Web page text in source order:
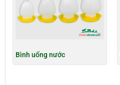
Bình uống nước